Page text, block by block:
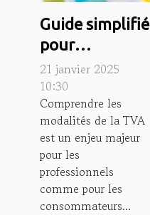
Guide simplifié
pour
comprendre et
appliquer les
taux de TVA
21 janvier 2025
10:30
Comprendre les
modalités de la TVA
est un enjeu majeur
pour les
professionnels
comme pour les
consommateurs...